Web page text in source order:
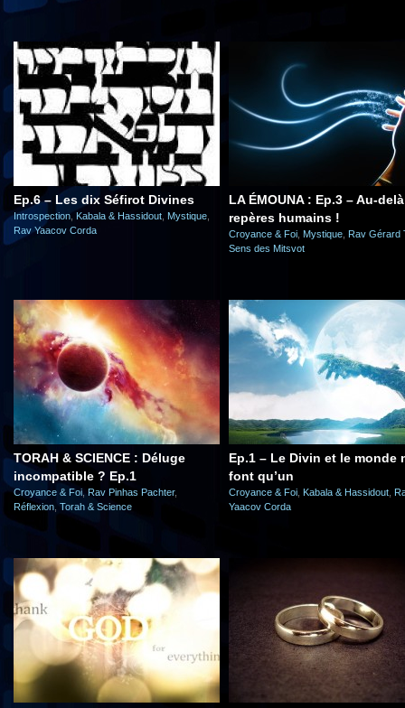
Ep.6 – Les dix Séfirot Divines
Introspection, Kabala & Hassidout Mystique
Rav Yaacov Corda
LA ÉMOUNA : Ep.3 – Au-
repères humains !
Croyance & Foi Mystique Rav Gérard
Sens des Mitsvot
TORAH & SCIENCE : Déluge
incompatible ? Ep.1
Croyance & Foi,Rav Pinhas Pachter,
Réflexion ,Torah & Science
Ep.1 – Le Divin et le monde
font qu’un
Croyance & Foi Kabala & Hassidout
Yaacov Corda